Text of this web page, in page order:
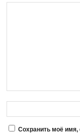
Сохранить моё имя,